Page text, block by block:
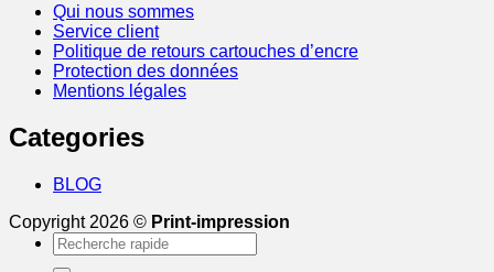
Qui nous sommes
Service client
Politique de retours cartouches d’encre
Protection des données
Mentions légales
Categories
BLOG
Copyright 2026 © Print-impression
Recherche
pour :